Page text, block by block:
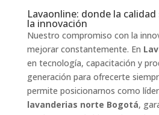
Lavaonline: donde la
la innovación
Nuestro compromiso con la
mejorar constantemente. En
en tecnología, capacitación y
generación para ofrecerte
permite posicionarnos como
lavanderias norte Bogotá,